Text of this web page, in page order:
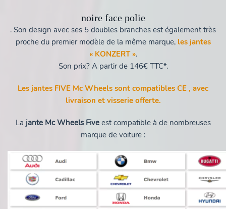
noire face polie
. Son design avec ses 5 doubles branches est également très
proche du premier modèle de la même marque, les jantes
« KONZERT ».
Son prix? A partir de 146€ TTC*.
Les jantes FIVE Mc Wheels sont compatibles CE , avec
livraison et visserie offerte.
La jante Mc Wheels Fiveest compatible à de nombreuses
marque de voiture :